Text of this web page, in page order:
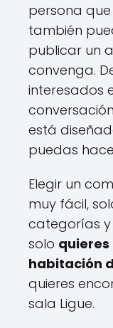
persona que
también
publicar un
convenga.
interesados
está
puedas
Elegir un
muy fácil,
categorías y
solo quieres
habitación
quieres
sala Ligue.